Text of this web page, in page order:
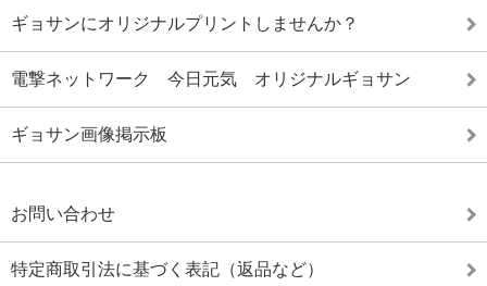
ギョサンにオリジナルプリントしませんか？
電撃ネットワーク 今日元気 オリジナルギョサン
ギョサン画像掲示板
お問い合わせ
特定商取引法に基づく表記（返品など）